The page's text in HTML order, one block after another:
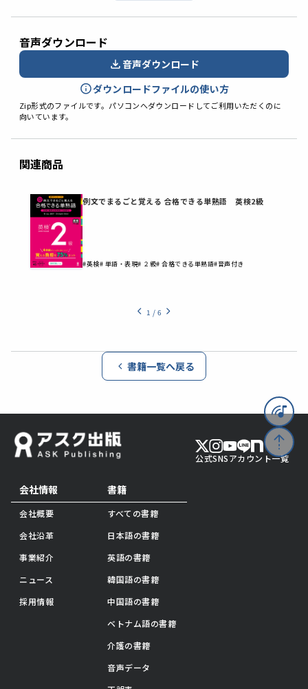
音声ダウンロード
音声ダウンロード
ダウンロードファイルの使い方
Zip形式のファイルです。パソコンへダウンロードしてご利用いただくのに
向いています。
関連商品
例文でまるごと覚える 合格できる単熟語 英検2級
#英検# 単語・表現# ２級# 合格できる単熟語#音声付き
1 / 6
書籍一覧へ戻る
会社情報
会社概要
会社沿革
事業紹介
ニュース
採用情報
書籍
すべての書籍
日本語の書籍
英語の書籍
韓国語の書籍
中国語の書籍
ベトナム語の書籍
介護の書籍
音声データ
公式SNSアカウント一覧